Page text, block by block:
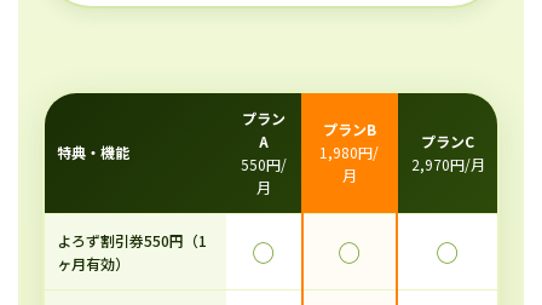
特典・機能
プラン
A
550円/
月
プランB
1,980円/
月
プランC
2,970円/月
よろず割引券550円（1
ヶ月有効）
◯ ◯ ◯